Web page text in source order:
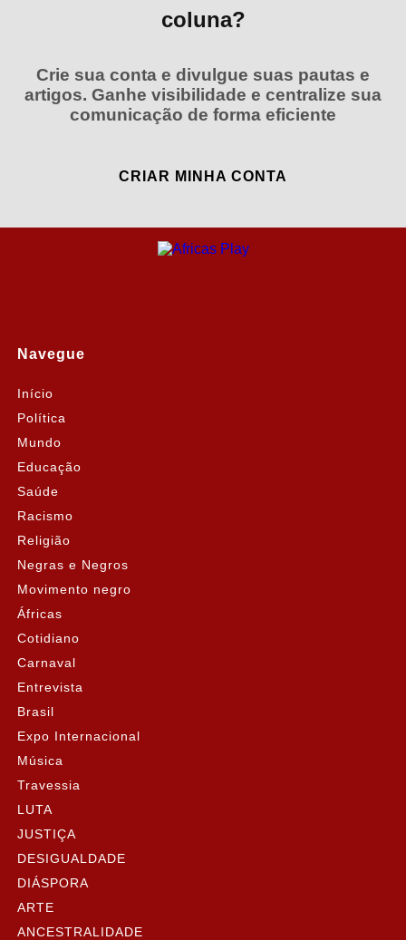
coluna?
Crie sua conta e divulgue suas pautas e
artigos. Ganhe visibilidade e centralize sua
comunicação de forma eficiente
CRIAR MINHA CONTA
Navegue
Início
Política
Mundo
Educação
Saúde
Racismo
Religião
Negras e Negros
Movimento negro
Áfricas
Cotidiano
Carnaval
Entrevista
Brasil
Expo Internacional
Música
Travessia
LUTA
JUSTIÇA
DESIGUALDADE
DIÁSPORA
ARTE
ANCESTRALIDADE